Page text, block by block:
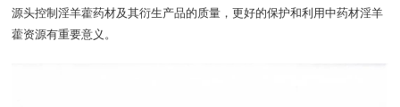
源头控制淫羊藿药材及其衍生产品的质量，更好的保护和利用中药材淫羊
藿资源有重要意义。